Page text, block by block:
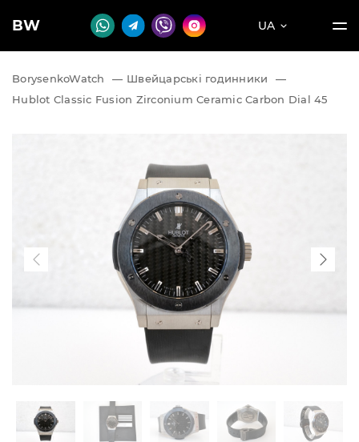
BW UA
BorysenkoWatch — Швейцарські годинники
—
Hublot Classic Fusion Zirconium Ceramic Carbon Dial 45